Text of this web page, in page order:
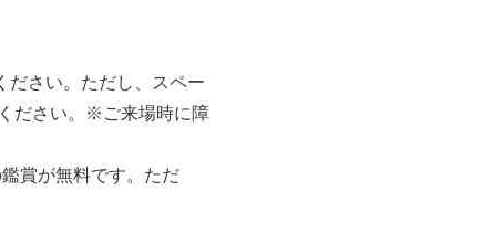
ださい。ただし、スペー
ださい。※ご来場時に障
賞が無料です。ただ